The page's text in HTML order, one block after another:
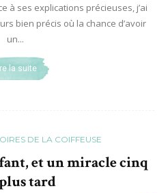
à ses explications précieuses, j’ai
bien précis où la chance d’avoir
un...
la suite
DE LA COIFFEUSE
et un miracle cinq
tard